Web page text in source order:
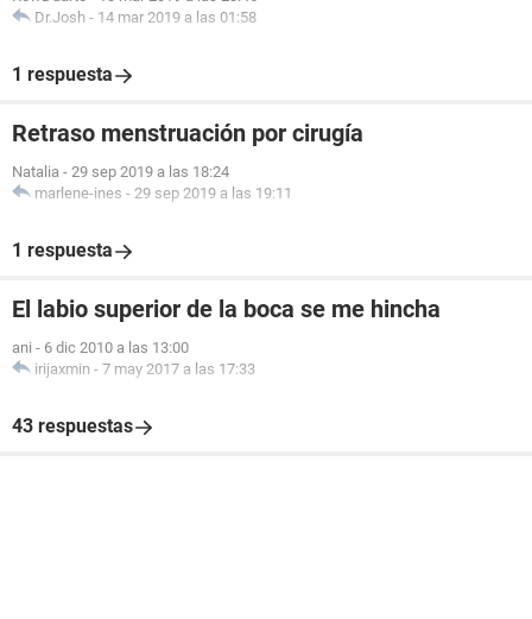
Dr.Josh - 14 mar 2019 a las 01:58
1 respuesta
Retraso menstruación por cirugía
Natalia - 29 sep 2019 a las 18:24
marlene-ines - 29 sep 2019 a las 19:11
1 respuesta
El labio superior de la boca se me hincha
ani - 6 dic 2010 a las 13:00
irijaxmin - 7 may 2017 a las 17:33
43 respuestas